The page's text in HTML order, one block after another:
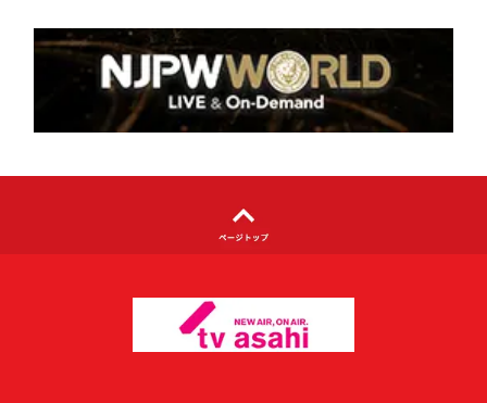
著作権について
利用者情報の外部送信について